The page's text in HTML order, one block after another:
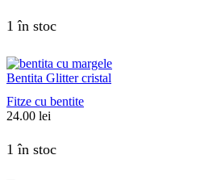
1 în stoc
Bentita Glitter cristal
Fitze cu bentite
24.00 lei
1 în stoc